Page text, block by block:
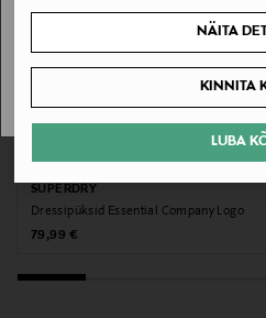
NÄITA
KINNITA
LUBA
Pesemisjuhend
Masinpesu
Värv
D6V VARSITY GREY GRINDLE
HIINA
EELIS KUPONGIGA UUS
SUPERDRY
Dressipüksid Essential Company Logo
Original Price
79,99 €
SAAN